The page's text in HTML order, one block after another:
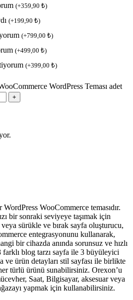
(+359,90 ₺)
(+199,90 ₺)
(+799,00 ₺)
(+499,00 ₺)
(+399,00 ₺)
WordPress Teması adet
WooCommerce temasıdır.
bir sonraki seviyeye taşımak için
sürükle ve bırak sayfa oluşturucu,
entegrasyonunu kullanarak,
bir cihazda anında sorunsuz ve hızlı
farklı blog tarzı sayfa ile 3 büyüleyici
ve ürün detayları stil sayfası ile birlikte
türlü ürünü sunabilirsiniz. Orexon’u
Saat, Bilgisayar, aksesuar veya
yapmak için kullanabilirsiniz.